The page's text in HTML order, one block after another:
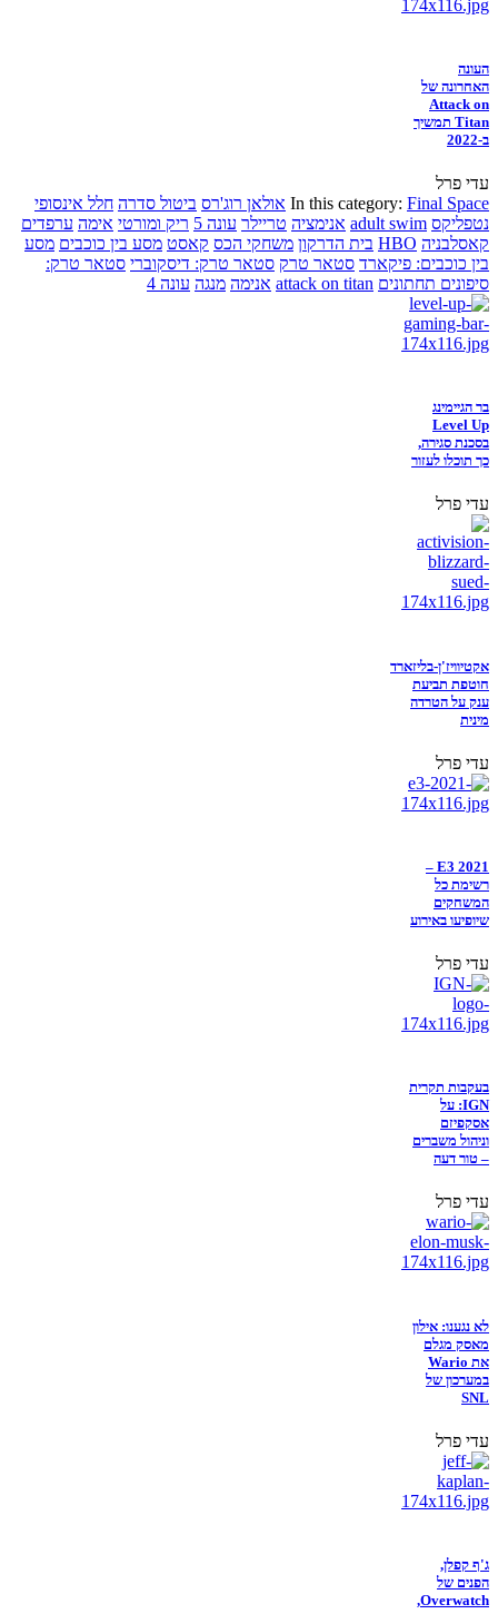
העונה
האחרונה של
Attack on
Titan תמשיך
ב-2022
עדי פרל
In this category: Final Space אולאן רוג'רס ביטול סדרה חלל אינסופי
נטפליקס adult swim אנימציה טריילר עונה 5 ריק ומורטי אימה ערפדים
קאסלבניה HBO בית הדרקון משחקי הכס קאסט מסע בין כוכבים מסע
בין כוכבים: פיקארד סטאר טרק סטאר טרק: דיסקוברי סטאר טרק:
סיפונים תחתונים attack on titan אנימה מנגה עונה 4
בר הגיימינג
Level Up
בסכנת סגירה,
כך תוכלו לעזור
עדי פרל
אקטיוויז'ן-בליזארד
חוטפת תביעת
ענק על הטרדה
מינית
עדי פרל
E3 2021 –
רשימת כל
המשחקים
שיופיעו באירוע
עדי פרל
בעקבות תקרית
IGN: על
אסקפיזם
וניהול משברים
– טור דעה
עדי פרל
לא נגענו: אילון
מאסק מגלם
את Wario
במערכון של
SNL
עדי פרל
ג'ף קפלן,
הפנים של
Overwatch,